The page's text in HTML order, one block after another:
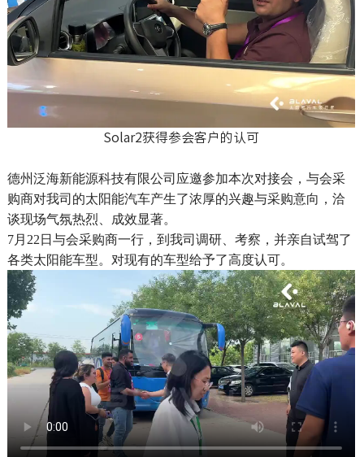
Solar2获得参会客户的认可
德州泛海新能源科技有限公司应邀参加本次对接会，与会采
购商对我司的太阳能汽车产生了浓厚的兴趣与采购意向，洽
谈现场气氛热烈、成效显著。
7月22日与会采购商一行，到我司调研、考察，并亲自试驾了
各类太阳能车型。对现有的车型给予了高度认可。